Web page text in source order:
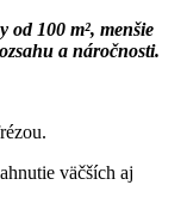
100 m², menšie
a náročnosti.
väčších aj